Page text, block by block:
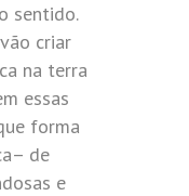
sentido.
criar
na terra
essas
forma
de
e